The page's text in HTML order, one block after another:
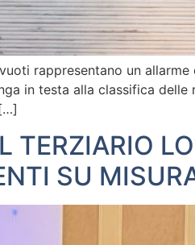
rappresentano un
in testa alla classifica
TERZIARIO
SU